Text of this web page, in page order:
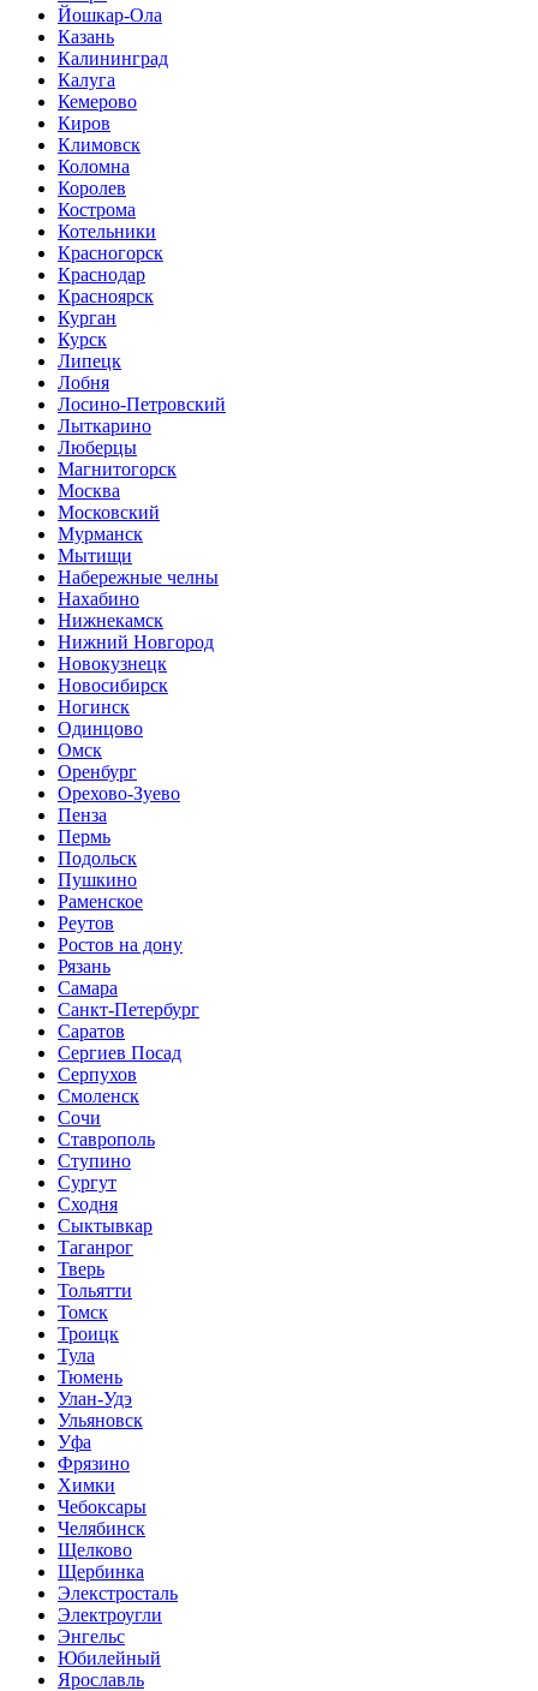
Йошкар-Ола
Казань
Калининград
Калуга
Кемерово
Киров
Климовск
Коломна
Королев
Кострома
Котельники
Красногорск
Краснодар
Красноярск
Курган
Курск
Липецк
Лобня
Лосино-Петровский
Лыткарино
Люберцы
Магнитогорск
Москва
Московский
Мурманск
Мытищи
Набережные челны
Нахабино
Нижнекамск
Нижний Новгород
Новокузнецк
Новосибирск
Ногинск
Одинцово
Омск
Оренбург
Орехово-Зуево
Пенза
Пермь
Подольск
Пушкино
Раменское
Реутов
Ростов на дону
Рязань
Самара
Санкт-Петербург
Саратов
Сергиев Посад
Серпухов
Смоленск
Сочи
Ставрополь
Ступино
Сургут
Сходня
Сыктывкар
Таганрог
Тверь
Тольятти
Томск
Троицк
Тула
Тюмень
Улан-Удэ
Ульяновск
Уфа
Фрязино
Химки
Чебоксары
Челябинск
Щелково
Щербинка
Элекстросталь
Электроугли
Энгельс
Юбилейный
Ярославль